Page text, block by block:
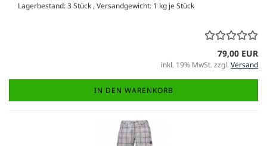
Lagerbestand: 3 Stück , Versandgewicht: 1 kg je Stück
79,00 EUR
inkl. 19% MwSt. zzgl.Versand
IN DEN WARENKORB